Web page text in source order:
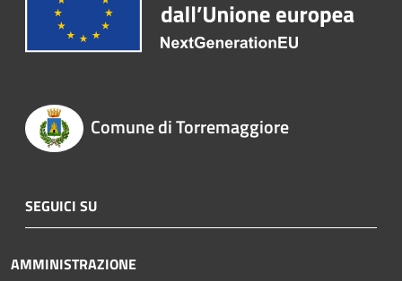
Comune di Torremaggiore
SEGUICI SU
AMMINISTRAZIONE